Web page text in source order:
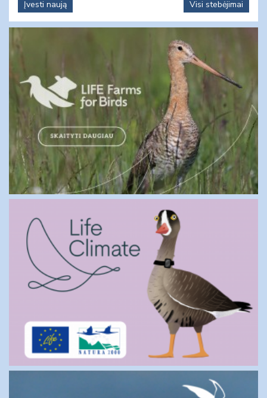
Įvesti naują
Visi stebėjimai